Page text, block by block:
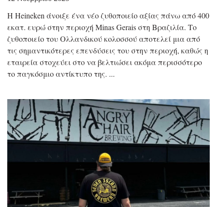
Η Heineken άνοιξε ένα νέο ζυθοποιείο αξίας πάνω από 400
εκατ. ευρώ στην περιοχή Minas Gerais στη Βραζιλία. Το
ζυθοποιείο του Ολλανδικού κολοσσού αποτελεί μια από
τις σημαντικότερες επενδύσεις του στην περιοχή, καθώς η
εταιρεία στοχεύει στο να βελτιώσει ακόμα περισσότερο
το παγκόσμιο αντίκτυπο της.